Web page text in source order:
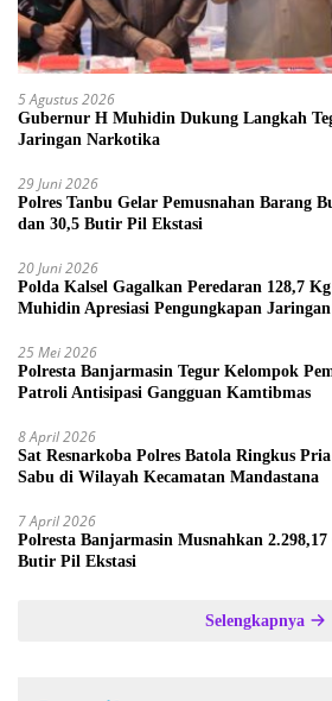
5 Agustus 2026
Gubernur H Muhidin Dukung Langkah
Jaringan Narkotika
29 Juni 2026
Polres Tanbu Gelar Pemusnahan Barang
dan 30,5 Butir Pil Ekstasi
20 Juni 2026
Polda Kalsel Gagalkan Peredaran 128,7
Muhidin Apresiasi Pengungkapan
25 Mei 2026
Polresta Banjarmasin Tegur Kelompok
Patroli Antisipasi Gangguan Kamtibmas
8 April 2026
Sat Resnarkoba Polres Batola Ringkus
Sabu di Wilayah Kecamatan Mandastana
7 April 2026
Polresta Banjarmasin Musnahkan
Butir Pil Ekstasi
Selengkapnya